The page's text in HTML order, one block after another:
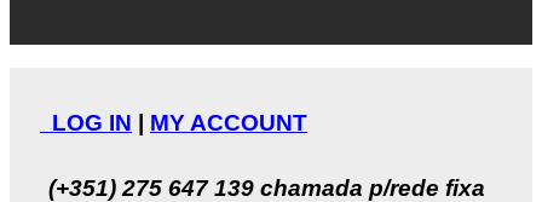
LOG IN MY ACCOUNT
(+351) 275 647 139 chamada p/rede fixa